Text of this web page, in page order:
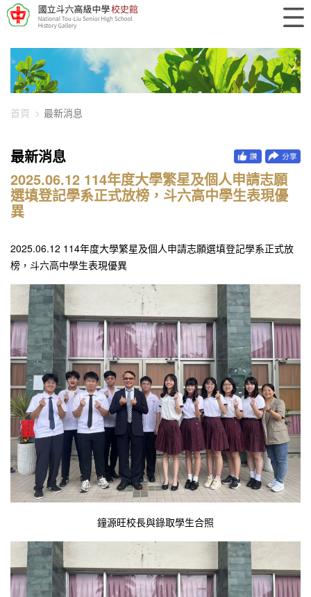
448-2442
首頁 最新消息
最新消息
2025.06.12 114年度大學繁星及個人申請志願
選填登記學系正式放榜，斗六高中學生表現優
異
2025.06.12 114年度大學繁星及個人申請志願選填登記學系正式放
榜，斗六高中學生表現優異
鐘源旺校長與錄取學生合照